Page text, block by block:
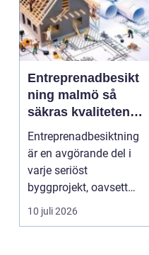
Entreprenadbesikt
ning malmö så
säkras kvaliteten i
byggprojekt
Entreprenadbesiktning
är en avgörande del i
varje seriöst
byggprojekt, oavsett
om det handlar om en
10 juli 2026